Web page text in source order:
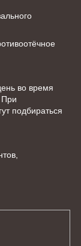
во время
При
подбираться